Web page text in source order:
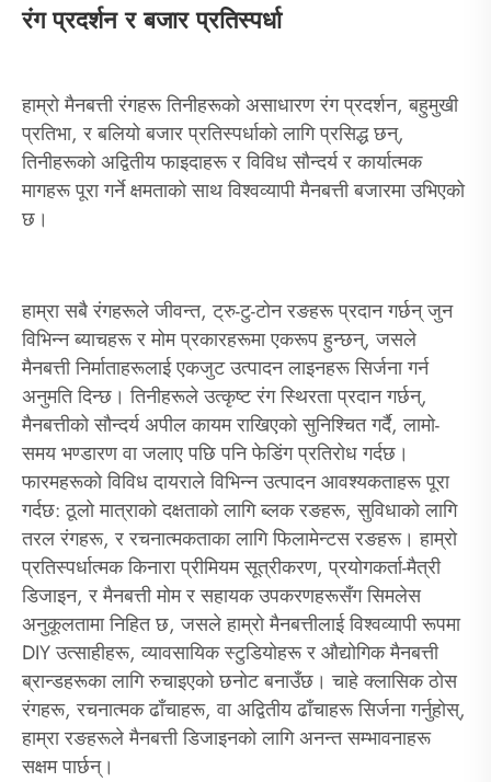
रंग प्रदर्शन र बजार प्रतिस्पर्धा
हाम्रो मैनबत्ती रंगहरू तिनीहरूको असाधारण रंग प्रदर्शन, बहुमुखी
प्रतिभा, र बलियो बजार प्रतिस्पर्धाको लागि प्रसिद्ध छन्,
तिनीहरूको अद्वितीय फाइदाहरू र विविध सौन्दर्य र कार्यात्मक
मागहरू पूरा गर्ने क्षमताको साथ विश्वव्यापी मैनबत्ती बजारमा उभिएको
छ।
हाम्रा सबै रंगहरूले जीवन्त, ट्रु-टु-टोन रङहरू प्रदान गर्छन् जुन
विभिन्न ब्याचहरू र मोम प्रकारहरूमा एकरूप हुन्छन्, जसले
मैनबत्ती निर्माताहरूलाई एकजुट उत्पादन लाइनहरू सिर्जना गर्न
अनुमति दिन्छ। तिनीहरूले उत्कृष्ट रंग स्थिरता प्रदान गर्छन्,
मैनबत्तीको सौन्दर्य अपील कायम राखिएको सुनिश्चित गर्दै, लामो-
समय भण्डारण वा जलाए पछि पनि फेडिंग प्रतिरोध गर्दछ।
फारमहरूको विविध दायराले विभिन्न उत्पादन आवश्यकताहरू पूरा
गर्दछ: ठूलो मात्राको दक्षताको लागि ब्लक रङहरू, सुविधाको लागि
तरल रंगहरू, र रचनात्मकताका लागि फिलामेन्टस रङहरू। हाम्रो
प्रतिस्पर्धात्मक किनारा प्रीमियम सूत्रीकरण, प्रयोगकर्ता-मैत्री
डिजाइन, र मैनबत्ती मोम र सहायक उपकरणहरूसँग सिमलेस
अनुकूलतामा निहित छ, जसले हाम्रो मैनबत्तीलाई विश्वव्यापी रूपमा
DIY उत्साहीहरू, व्यावसायिक स्टुडियोहरू र औद्योगिक मैनबत्ती
ब्रान्डहरूका लागि रुचाइएको छनोट बनाउँछ। चाहे क्लासिक ठोस
रंगहरू, रचनात्मक ढाँचाहरू, वा अद्वितीय ढाँचाहरू सिर्जना गर्नुहोस्,
हाम्रा रङहरूले मैनबत्ती डिजाइनको लागि अनन्त सम्भावनाहरू
सक्षम पार्छन्।